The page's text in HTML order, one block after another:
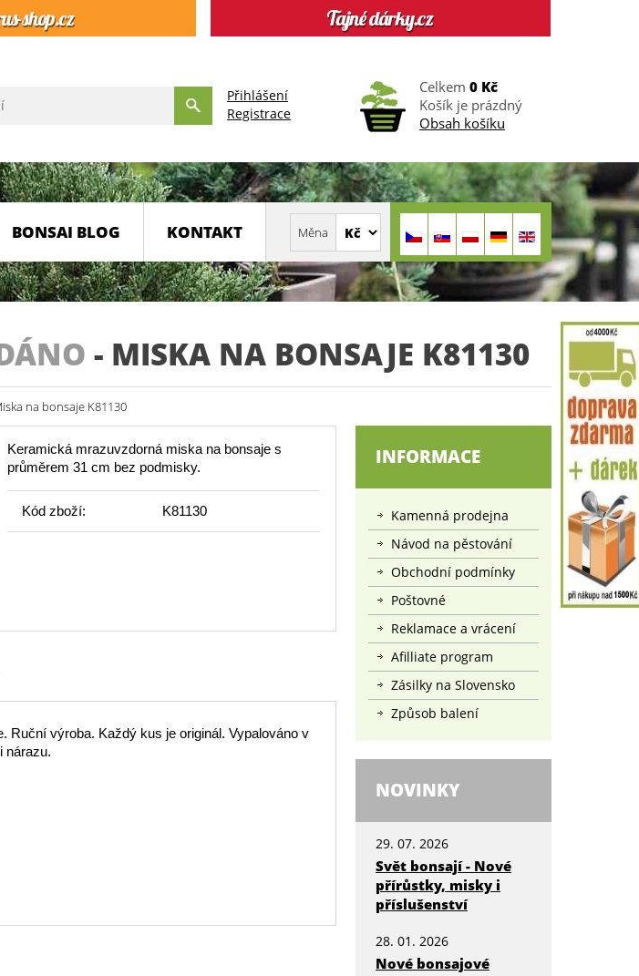
Přihlášení
Registrace
Celkem 0 Kč
Košík je prázdný
Obsah košíku
BONSAI BLOG KONTAKT
- MISKA NA BONSAJE K81130
na bonsaje K81130
Keramická mrazuvzdorná miska na bonsaje s
průměrem 31 cm bez podmisky.
Kód zboží: K81130
Ruční výroba. Každý kus je originál. Vypalováno v
nárazu.
INFORMACE
Kamenná prodejna
Návod na pěstování
Obchodní podmínky
Poštovné
Reklamace a vrácení
Afilliate program
Zásilky na Slovensko
Způsob balení
NOVINKY
29. 07. 2026
Svět bonsají - Nové
přírůstky, misky i
příslušenství
28. 01. 2026
Nové bonsajové